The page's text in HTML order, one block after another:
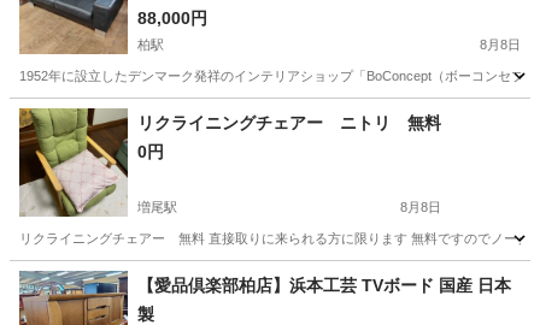
88,000円
柏駅 8月8日
1952年に設立したデンマーク発祥のインテリアショップ「BoConcept（ボーコンセプ
千葉 柏市 柏駅 ソファ 本革
リクライニングチェアー ニトリ 無料
0円
増尾駅 8月8日
リクライニングチェアー 無料 直接取りに来られる方に限ります 無料ですのでノーク
千葉 柏市 増尾駅 椅子 リクライニングチェアー
【愛品倶楽部柏店】浜本工芸 TVボード 国産 日本
製